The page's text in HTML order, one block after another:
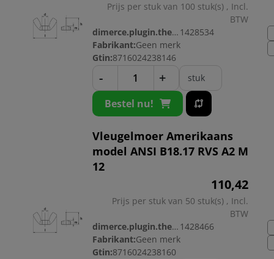
Prijs per stuk van 100 stuk(s) , Incl.
BTW
dimerce.plugin.theme.productnr: 1428534
Fabrikant:Geen merk
Gtin:8716024238146
- + stuk
Bestel nu!
Vleugelmoer Amerikaans
model ANSI B18.17 RVS A2 M
12
110,42
Prijs per stuk van 50 stuk(s) , Incl.
BTW
dimerce.plugin.theme.productnr: 1428466
Fabrikant:Geen merk
Gtin:8716024238160